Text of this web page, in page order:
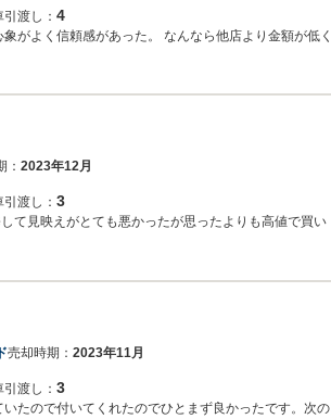
引渡し： 4
がよく信頼感があった。 なんなら他店より金額が低く
： 2023年12月
引渡し： 3
て見映えがとても悪かったが思ったよりも高値で買い
売却時期： 2023年11月
引渡し： 3
たので付いてくれたのでひとまず良かったです。次の